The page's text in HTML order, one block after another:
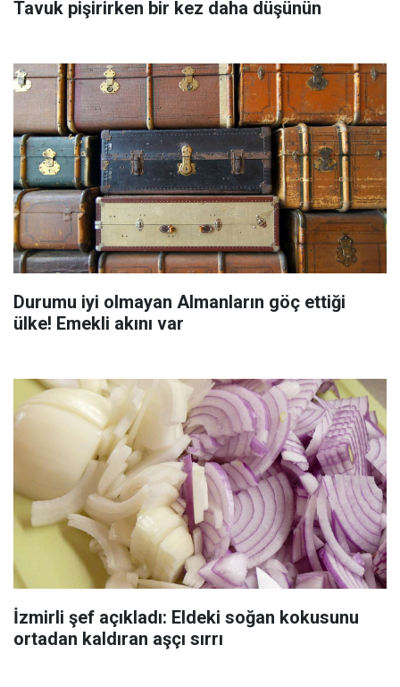
Tavuk pişirirken bir kez daha düşünün
Durumu iyi olmayan Almanların göç ettiği
ülke! Emekli akını var
İzmirli şef açıkladı: Eldeki soğan kokusunu
ortadan kaldıran aşçı sırrı